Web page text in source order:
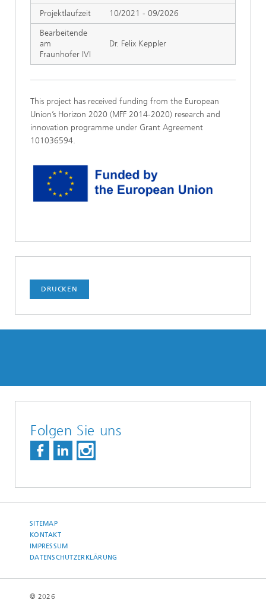
Projektlaufzeit
10/2021 - 09/2026
Bearbeitende
am
Fraunhofer IVI
Dr. Felix Keppler
This project has received funding from the European
Union’s Horizon 2020 (MFF 2014-2020) research and
innovation programme under Grant Agreement
101036594.
DRUCKEN
Folgen Sie uns
SITEMAP
KONTAKT
IMPRESSUM
DATENSCHUTZERKLÄRUNG
© 2026